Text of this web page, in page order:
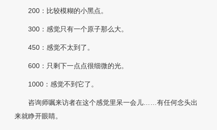
200：比较模糊的小黑点。
300：感觉只有一个原子那么大。
450：感觉不太到了。
600：只剩下一点点很细微的光。
1000：感觉不到它了。
咨询师嘱来访者在这个感觉里呆一会儿……有任何念头出
来就睁开眼睛。